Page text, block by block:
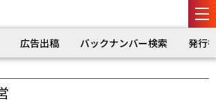
広告出稿 バックナンバー検索 発行